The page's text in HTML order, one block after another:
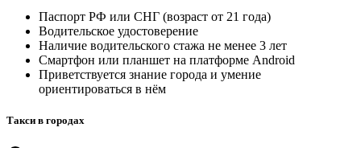
Паспорт РФ или СНГ (возраст от 21 года)
Водительское удостоверение
Наличие водительского стажа не менее 3 лет
Смартфон или планшет на платформе Android
Приветствуется знание города и умение
ориентироваться в нём
Такси в городах